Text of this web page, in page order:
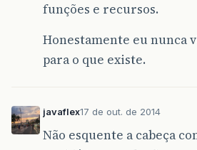
funções e recursos.
Honestamente eu nunca
para o que existe.
javaflex17 de out. de 2014
Não esquente a cabeça